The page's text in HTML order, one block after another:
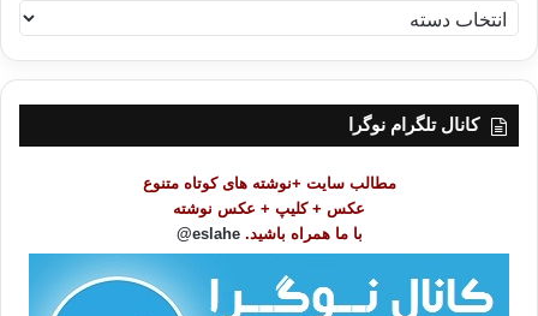
ه
ر
کانال تلگرام نوگرا
مطالب سایت +نوشته های کوتاه متنوع
عکس + کلیپ + عکس نوشته
با ما همراه باشید. eslahe@